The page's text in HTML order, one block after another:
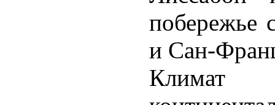
побережье
и Сан-
Климат